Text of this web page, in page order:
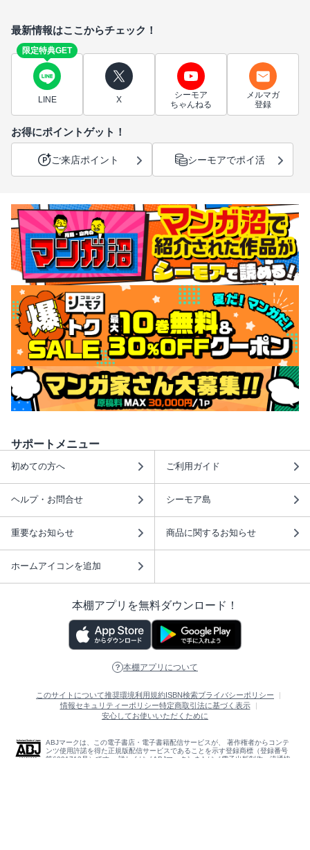
最新情報はここからチェック！
限定特典GET
LINE X
シーモア
ちゃんねる
メルマガ
登録
お得にポイントゲット！
ご来店ポイント シーモアでポイ活
サポートメニュー
初めての方へ ご利用ガイド
ヘルプ・お問合せ シーモア島
重要なお知らせ 商品に関するお知らせ
ホームアイコンを追加
本棚アプリを無料ダウンロード！
本棚アプリについて
このサイトについて推奨環境利用規約ISBN検索プライバシーポリシー
情報セキュリティーポリシー特定商取引法に基づく表示
安心してお使いいただくために
ABJマークは、この電子書店・電子書籍配信サービスが、 著作権者からコンテ
ンツ使用許諾を得た正規版配信サービスであることを示す登録商標（登録番号
第6091713号）です。 詳しくは［ABJマーク］または［電子出版制作・流通協